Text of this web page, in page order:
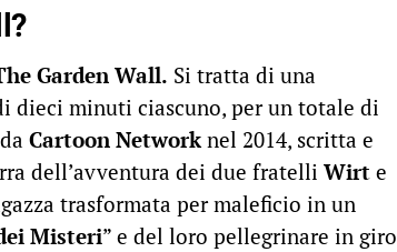
Garden Wall. Si tratta di una
dieci minuti ciascuno, per un totale di
Cartoon Network nel 2014, scritta e
dell’avventura dei due fratelli Wirt e
trasformata per maleficio in un
Misteri” e del loro pellegrinare in giro